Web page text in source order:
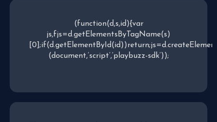
(function(d,s,id){var
js,fjs=d.getElementsByTagName(s)
(document,’script’,’playbuzz-sdk’));